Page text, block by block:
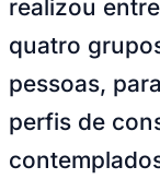
realizou
quatro
pessoas,
perfis de